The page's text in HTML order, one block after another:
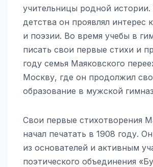
учительницы родной истории.
детства он проявлял интерес
и поэзии. Во время учебы в
писать свои первые стихи и
году семья Маяковского
Москву, где он продолжил
образование в мужской
Свои первые стихотворения
начал печатать в 1908 году.
из основателей и активным
поэтического объединения